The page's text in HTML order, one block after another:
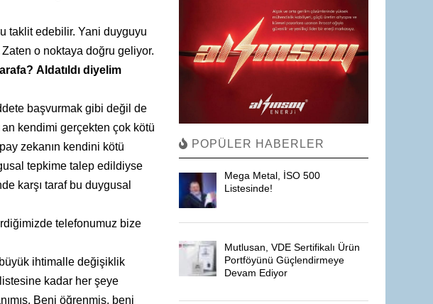
taklit edebilir. Yani duyguyu
o noktaya doğru geliyor.
Aldatıldı diyelim
başvurmak gibi değil de
kendimi gerçekten çok kötü
zekanın kendini kötü
tepkime talep edildiyse
karşı taraf bu duygusal
telefonumuz bize
ihtimalle değişiklik
kadar her şeye
Beni öğrenmiş, beni
POPÜLER HABERLER
Mega Metal, İSO 500
Listesinde!
Mutlusan, VDE Sertifikalı Ürün
Portföyünü Güçlendirmeye
Devam Ediyor